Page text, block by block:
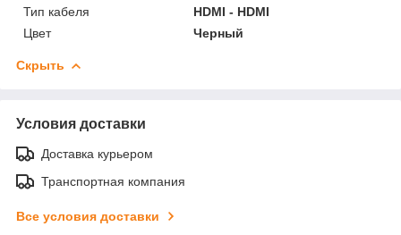
Тип кабеля
HDMI - HDMI
Цвет
Черный
Скрыть
Условия доставки
Доставка курьером
Транспортная компания
Все условия доставки